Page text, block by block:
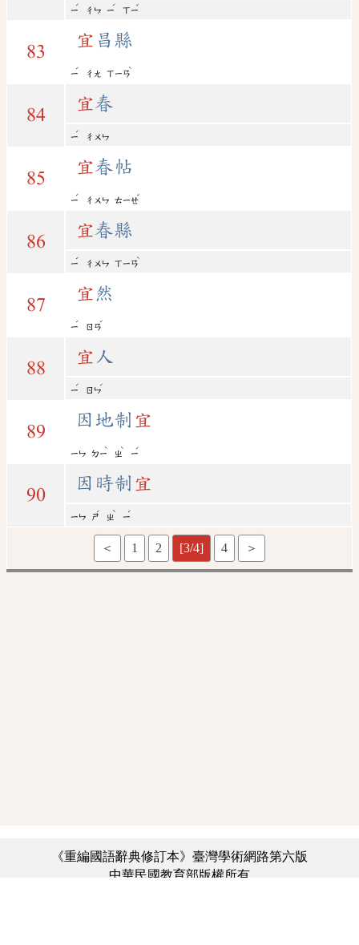
ㄧ
ˊ
ㄔㄣ ㄧ
ˊ
ㄒㄧ
ˇ
83
宜 昌縣
ㄧ
ˊ
ㄔㄤ ㄒㄧㄢ
ˋ
84
宜春
ㄧ
ˊ
ㄔㄨㄣ
85
宜春帖
ㄧ
ˊ
ㄔㄨㄣ ㄊㄧㄝ
ˇ
86
宜春縣
ㄧ
ˊ
ㄔㄨㄣ ㄒㄧㄢ
ˋ
87
宜 然
ㄧ
ˊ
ㄖㄢ
ˊ
88
宜 人
ㄧ
ˊ
ㄖㄣ
ˊ
89
因地制 宜
ㄧㄣ ㄉㄧ
ˋ
ㄓ
ˋ
ㄧ
ˊ
90
因時制 宜
ㄧㄣ ㄕ
ˊ
ㄓ
ˋ
ㄧ
ˊ
＜ 1 2 [3/4] 4 ＞
《重編國語辭典修訂本》臺灣學術網路第六版
中華民國教育部版權所有